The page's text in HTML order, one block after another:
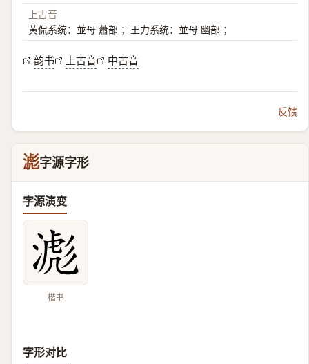
上古音
黄侃系统：並母 蕭部 ；王力系统：並母 幽部 ；
韵书 上古音 中古音
反馈
滮字源字形
字源演变
楷书
字形对比